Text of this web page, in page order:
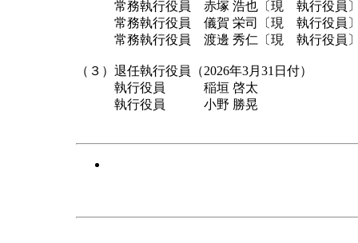
常務執行役員 赤塚 浩也〔現 執行役員〕
常務執行役員 儀賀 栄司〔現 執行役員〕
常務執行役員 渡邊 秀仁〔現 執行役員〕
（３）退任執行役員（2026年3月31日付）
執行役員 稲垣 啓太
執行役員 小野 勝晃